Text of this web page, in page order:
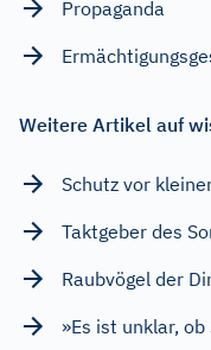
Propaganda
Weitere Artikel auf
Schutz vor
Taktgeber des
Raubvögel der
»Es ist unklar,